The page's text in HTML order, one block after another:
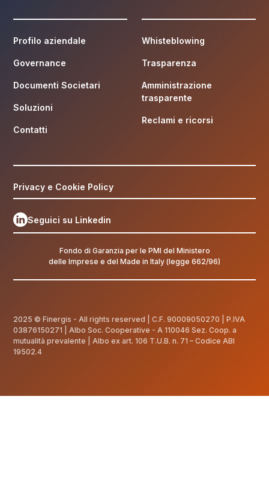
Profilo aziendale
Governance
Documenti Societari
Soluzioni
Contatti
Whisteblowing
Trasparenza
Amministrazione
trasparente
Reclami e ricorsi
Privacy e Cookie Policy
Seguici su Linkedin
Fondo di Garanzia per le PMI del Ministero
delle Imprese e del Made in Italy (legge 662/96)
2025 © Finergis - All rights reserved | C.F.90009050270 | P.IVA
03876150271 | Albo Soc. Cooperative - A 110046 Sez. Coop. a
mutualità prevalente | Albo ex art. 106 T.U.B. n. 71 – Codice ABI
19502.4